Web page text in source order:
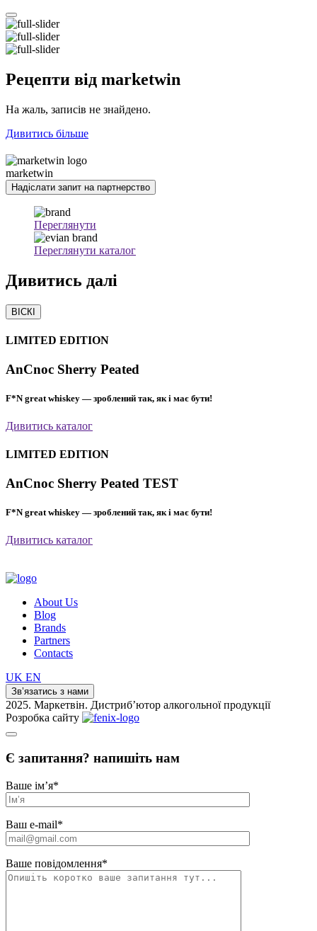
Рецепти від marketwin
На жаль, записів не знайдено.
Дивитись більше
marketwin
Надіслати запит на партнерство
Переглянути
Переглянути каталог
Дивитись далі
ВІСКІ
LIMITED EDITION
AnCnoc Sherry Peated
F*N great whiskey — зроблений так, як і має бути!
Дивитись каталог
LIMITED EDITION
AnCnoc Sherry Peated TEST
F*N great whiskey — зроблений так, як і має бути!
Дивитись каталог
About Us
Blog
Brands
Partners
Contacts
UK EN
Зв’язатись з нами
2025. Маркетвін. Дистриб’ютор алкогольної продукції
Розробка сайту
Є запитання? напишіть нам
Ваше ім’я*
Ваш e-mail*
Ваше повідомлення*